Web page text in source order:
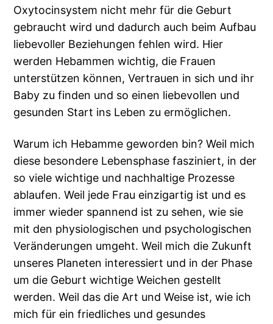
Oxytocinsystem nicht mehr für die Geburt
gebraucht wird und dadurch auch beim Aufbau
liebevoller Beziehungen fehlen wird. Hier
werden Hebammen wichtig, die Frauen
unterstützen können, Vertrauen in sich und ihr
Baby zu finden und so einen liebevollen und
gesunden Start ins Leben zu ermöglichen.
Warum ich Hebamme geworden bin? Weil mich
diese besondere Lebensphase fasziniert, in der
so viele wichtige und nachhaltige Prozesse
ablaufen. Weil jede Frau einzigartig ist und es
immer wieder spannend ist zu sehen, wie sie
mit den physiologischen und psychologischen
Veränderungen umgeht. Weil mich die Zukunft
unseres Planeten interessiert und in der Phase
um die Geburt wichtige Weichen gestellt
werden. Weil das die Art und Weise ist, wie ich
mich für ein friedliches und gesundes